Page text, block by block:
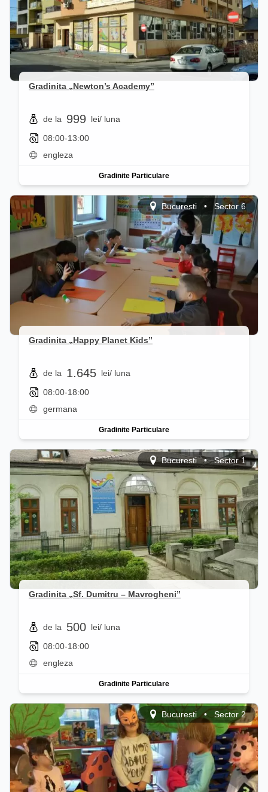
Gradinita „Newton’s Academy”
de la 999 lei/ luna
08:00-13:00
engleza
Gradinite Particulare
Bucuresti •Sector 6
Gradinita „Happy Planet Kids”
de la 1.645 lei/ luna
08:00-18:00
germana
Gradinite Particulare
Bucuresti•Sector 1
Gradinita „Sf. Dumitru – Mavrogheni”
de la 500 lei/ luna
08:00-18:00
engleza
Gradinite Particulare
Bucuresti • Sector 2